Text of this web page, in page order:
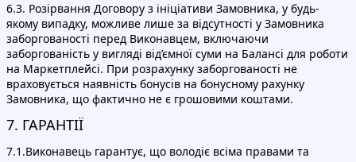
6.3. Розірвання Договору з ініціативи Замовника, у будь-
якому випадку, можливе лише за відсутності у Замовника
заборгованості перед Виконавцем, включаючи
заборгованість у вигляді від’ємної суми на Балансі для роботи
на Маркетплейсі. При розрахунку заборгованості не
враховується наявність бонусів на бонусному рахунку
Замовника, що фактично не є грошовими коштами.
7. ГАРАНТІЇ
7.1.Виконавець гарантує, що володіє всіма правами та